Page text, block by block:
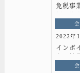
免税事
額に注
2023年
インボ
き、納